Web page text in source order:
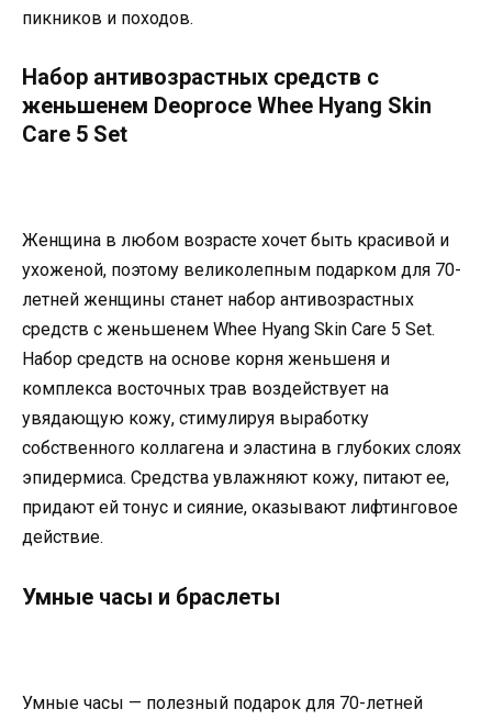
пикников и походов.
Набор антивозрастных средств с
женьшенем Deoproce Whee Hyang Skin
Care 5 Set
Женщина в любом возрасте хочет быть красивой и
ухоженой, поэтому великолепным подарком для 70-
летней женщины станет набор антивозрастных
средств с женьшенем Whee Hyang Skin Care 5 Set.
Набор средств на основе корня женьшеня и
комплекса восточных трав воздействует на
увядающую кожу, стимулируя выработку
собственного коллагена и эластина в глубоких слоях
эпидермиса. Средства увлажняют кожу, питают ее,
придают ей тонус и сияние, оказывают лифтинговое
действие.
Умные часы и браслеты
Умные часы — полезный подарок для 70-летней